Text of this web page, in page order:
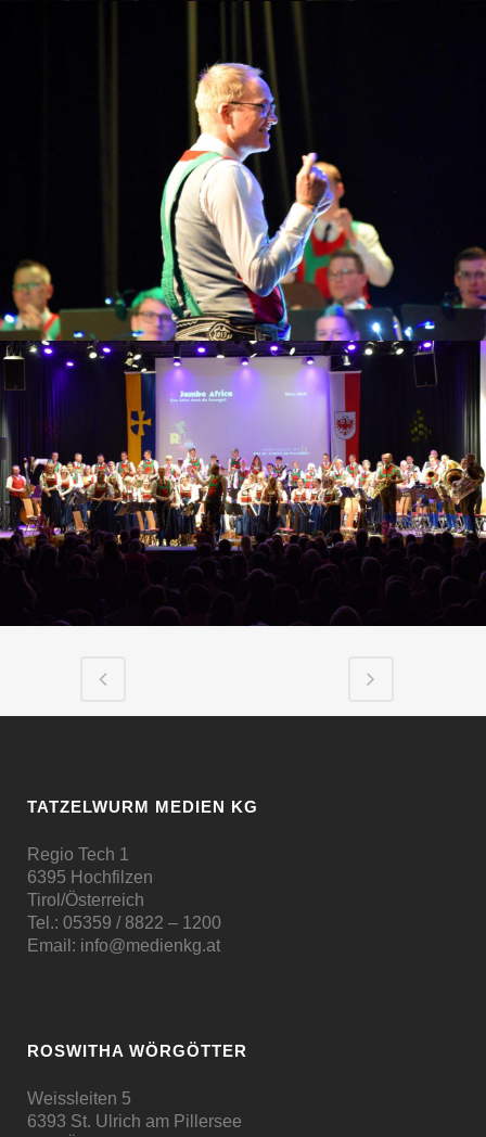
TATZELWURM MEDIEN KG
Regio Tech 1
6395 Hochfilzen
Tirol/Österreich
Tel.: 05359 / 8822 – 1200
Email: info@medienkg.at
ROSWITHA WÖRGÖTTER
Weissleiten 5
6393 St. Ulrich am Pillersee